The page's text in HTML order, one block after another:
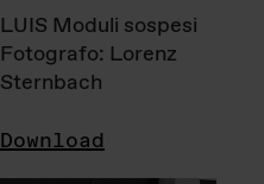
LUIS Moduli sospesi
Fotografo: Lorenz
Sternbach
Download